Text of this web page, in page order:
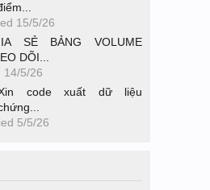
15/5/26
SẺ BẢNG VOLUME
DÕI...
14/5/26
code xuất dữ liệu
5/5/26